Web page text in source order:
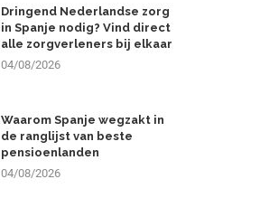
Dringend Nederlandse zorg
in Spanje nodig? Vind direct
alle zorgverleners bij elkaar
04/08/2026
Waarom Spanje wegzakt in
de ranglijst van beste
pensioenlanden
04/08/2026